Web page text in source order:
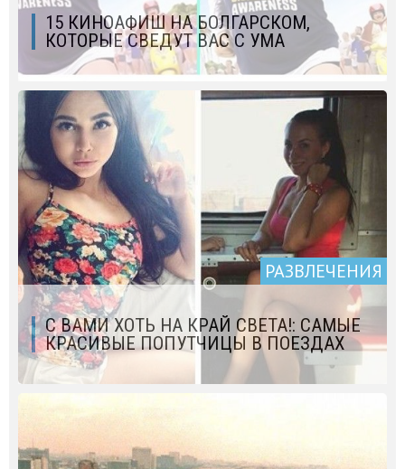
15 КИНОАФИШ НА БОЛГАРСКОМ,
КОТОРЫЕ СВЕДУТ ВАС С УМА
РАЗВЛЕЧЕНИЯ
С ВАМИ ХОТЬ НА КРАЙ СВЕТА!: САМЫЕ
КРАСИВЫЕ ПОПУТЧИЦЫ В ПОЕЗДАХ